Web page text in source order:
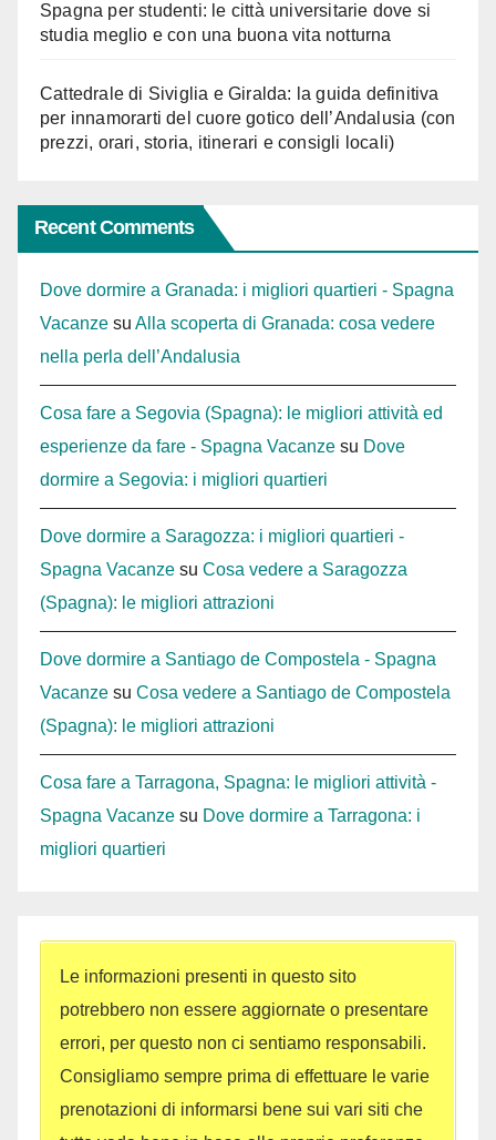
Spagna per studenti: le città universitarie dove si
studia meglio e con una buona vita notturna
Cattedrale di Siviglia e Giralda: la guida definitiva
per innamorarti del cuore gotico dell’Andalusia (con
prezzi, orari, storia, itinerari e consigli locali)
Recent Comments
Dove dormire a Granada: i migliori quartieri - Spagna
Vacanze su Alla scoperta di Granada: cosa vedere
nella perla dell’Andalusia
Cosa fare a Segovia (Spagna): le migliori attività ed
esperienze da fare - Spagna Vacanze su Dove
dormire a Segovia: i migliori quartieri
Dove dormire a Saragozza: i migliori quartieri -
Spagna Vacanze su Cosa vedere a Saragozza
(Spagna): le migliori attrazioni
Dove dormire a Santiago de Compostela - Spagna
Vacanze su Cosa vedere a Santiago de Compostela
(Spagna): le migliori attrazioni
Cosa fare a Tarragona, Spagna: le migliori attività -
Spagna Vacanze su Dove dormire a Tarragona: i
migliori quartieri
Le informazioni presenti in questo sito
potrebbero non essere aggiornate o presentare
errori, per questo non ci sentiamo responsabili.
Consigliamo sempre prima di effettuare le varie
prenotazioni di informarsi bene sui vari siti che